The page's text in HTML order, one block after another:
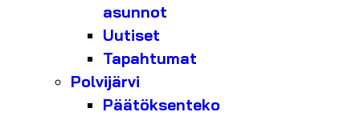
asunnot
Uutiset
Tapahtumat
Polvijärvi
Päätöksenteko